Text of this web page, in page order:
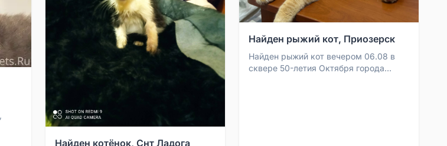
Найден котёнок, Снт Ладога
Найден рыжий кот, Приозерск
Найден рыжий кот вечером 06.08 в
сквере 50-летия Октября города